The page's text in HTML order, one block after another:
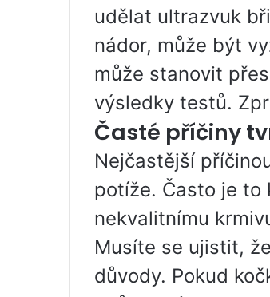
udělat ultrazvuk
nádor, může být
může stanovit
výsledky testů.
Časté příčiny
Nejčastější
potíže. Často je to
nekvalitnímu
Musíte se ujistit,
důvody. Pokud